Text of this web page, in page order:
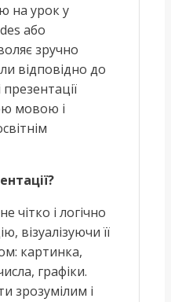
на урок у
або
зручно
відповідно до
мовою і
чітко і логічно
візуалізуючи її
картинка,
графіки.
зрозумілим і